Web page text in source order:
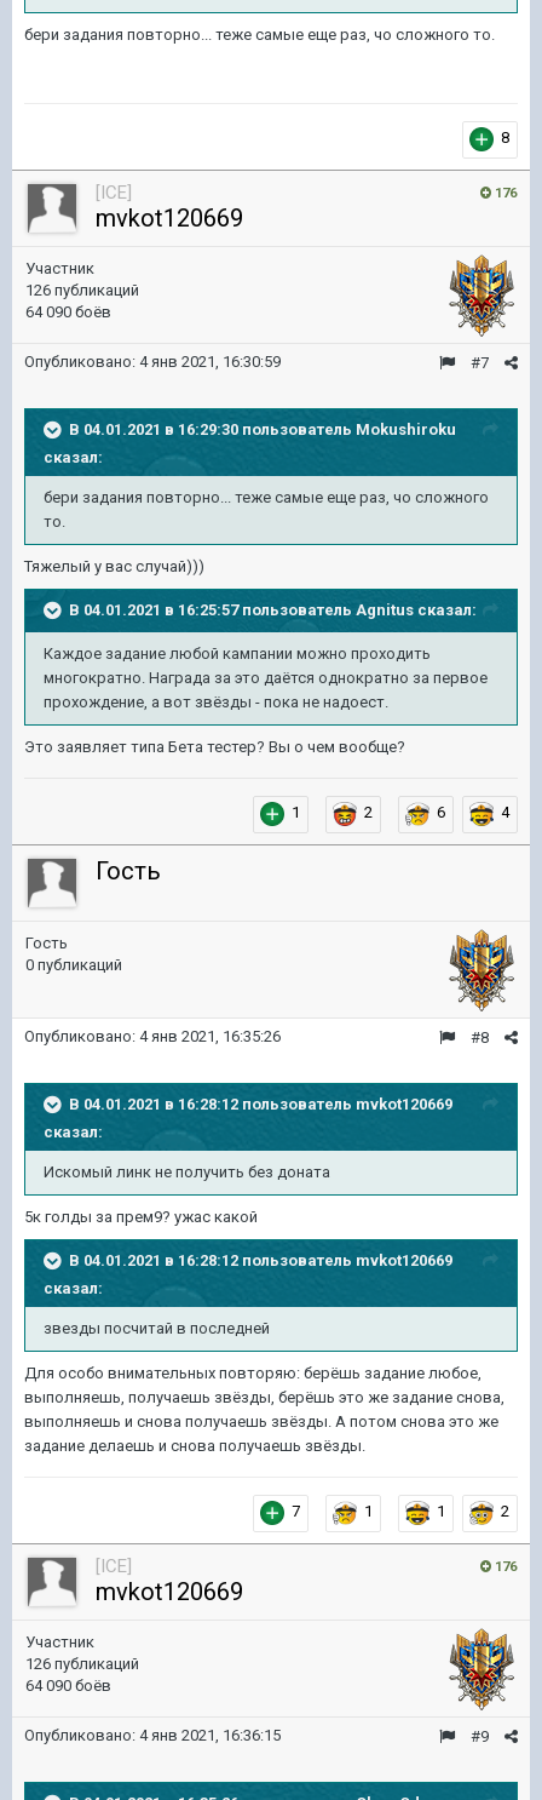
бери задания повторно... теже самые еще раз, чо сложного то.
8
176
[ICE]
mvkot120669
Участник
126 публикаций
64 090 боёв
#7
Опубликовано: 4 янв 2021, 16:30:59
В 04.01.2021 в 16:29:30 пользователь Mokushiroku
сказал:
бери задания повторно... теже самые еще раз, чо сложного
то.
Тяжелый у вас случай)))
В 04.01.2021 в 16:25:57 пользователь Agnitus сказал:
Каждое задание любой кампании можно проходить
многократно. Награда за это даётся однократно за первое
прохождение, а вот звёзды - пока не надоест.
Это заявляет типа Бета тестер? Вы о чем вообще?
1 2 6 4
Гость
Гость
0 публикаций
#8
Опубликовано: 4 янв 2021, 16:35:26
В 04.01.2021 в 16:28:12 пользователь mvkot120669
сказал:
Искомый линк не получить без доната
5к голды за прем9? ужас какой
В 04.01.2021 в 16:28:12 пользователь mvkot120669
сказал:
звезды посчитай в последней
Для особо внимательных повторяю: берёшь задание любое,
выполняешь, получаешь звёзды, берёшь это же задание снова,
выполняешь и снова получаешь звёзды. А потом снова это же
задание делаешь и снова получаешь звёзды.
7 1 1 2
176
[ICE]
mvkot120669
Участник
126 публикаций
64 090 боёв
#9
Опубликовано: 4 янв 2021, 16:36:15